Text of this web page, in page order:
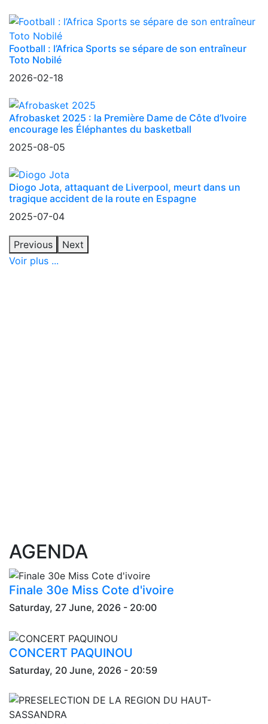
Football : l’Africa Sports se sépare de son entraîneur
Toto Nobilé
2026-02-18
Afrobasket 2025 : la Première Dame de Côte d’Ivoire
encourage les Éléphantes du basketball
2025-08-05
Diogo Jota, attaquant de Liverpool, meurt dans un
tragique accident de la route en Espagne
2025-07-04
Previous
Next
Voir plus ...
AGENDA
Finale 30e Miss Cote d'ivoire
Saturday, 27 June, 2026 - 20:00
CONCERT PAQUINOU
Saturday, 20 June, 2026 - 20:59